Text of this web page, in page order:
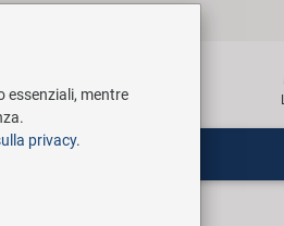
essenziali, mentre
privacy.